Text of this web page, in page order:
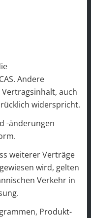
Andere
auch
widerspricht.
-änderungen
weiterer Verträge
wird, gelten
Verkehr in
Produkt-